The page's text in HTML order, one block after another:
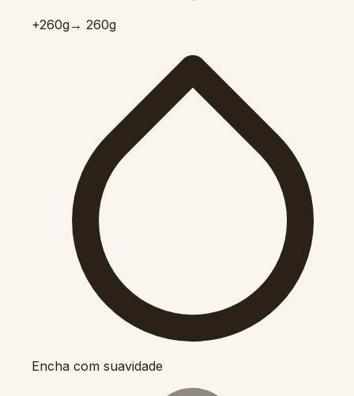
+260g→ 260g
Encha com suavidade